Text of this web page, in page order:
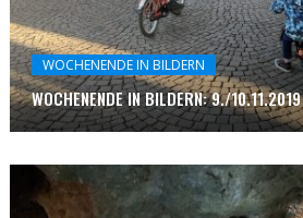
WOCHENENDE IN BILDERN
WOCHENENDE IN BILDERN: 9./10.11.2019